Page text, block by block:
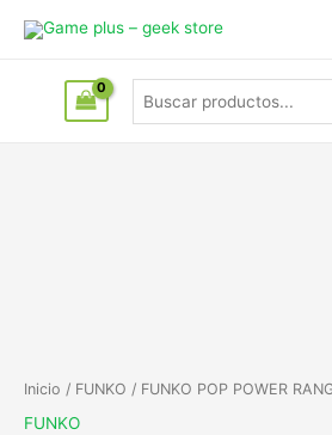
Inicio / FUNKO / FUNKO POP POWER
FUNKO